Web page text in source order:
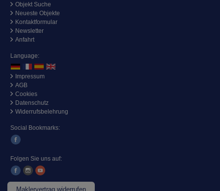
Objekt Suche
Neueste Objekte
Kontaktformular
Newsletter
Anfahrt
Language:
Impressum
AGB
Cookies
Datenschutz
Widerrufsbelehrung
Social Bookmarks:
Folgen Sie uns auf:
Maklervertrag widerrufen